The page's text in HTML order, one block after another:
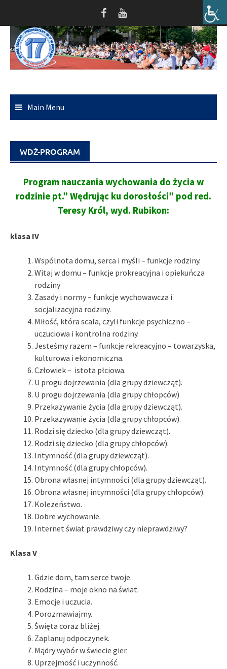
content
Main Menu
WDŻ-PROGRAM
Program nauczania wychowania do życia w
rodzinie pt.” Wędrując ku dorosłości” pod red.
Teresy Król, wyd. Rubikon:
klasa IV
Wspólnota domu, serca i myśli – funkcje rodziny.
Witaj w domu – funkcje prokreacyjna i opiekuńcza
rodziny
Zasady i normy – funkcje wychowawcza i
socjalizacyjna rodziny.
Miłość, która scala, czyli funkcje psychiczno –
uczuciowa i kontrolna rodziny.
Jesteśmy razem – funkcje rekreacyjno – towarzyska,
kulturowa i ekonomiczna.
Człowiek – istota płciowa.
U progu dojrzewania (dla grupy dziewcząt).
U progu dojrzewania (dla grupy chłopców)
Przekazywanie życia (dla grupy dziewcząt).
Przekazywanie życia (dla grupy chłopców).
Rodzi się dziecko (dla grupy dziewcząt).
Rodzi się dziecko (dla grupy chłopców).
Intymność (dla grupy dziewcząt).
Intymność (dla grupy chłopców).
Obrona własnej intymności (dla grupy dziewcząt).
Obrona własnej intymności (dla grupy chłopców).
Koleżeństwo.
Dobre wychowanie.
Internet świat prawdziwy czy nieprawdziwy?
Klasa V
Gdzie dom, tam serce twoje.
Rodzina – moje okno na świat.
Emocje i uczucia.
Porozmawiajmy.
Święta coraz bliżej.
Zaplanuj odpoczynek.
Mądry wybór w świecie gier.
Uprzejmość i uczynność.